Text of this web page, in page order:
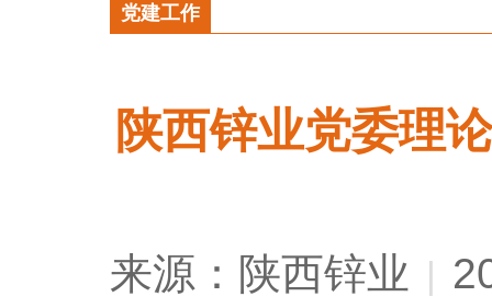
党建工作
陕西锌业党委理
来源：陕西锌业 |